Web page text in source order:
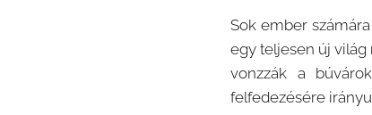
Sok ember
egy teljesen új
vonzzák a
felfedezésére